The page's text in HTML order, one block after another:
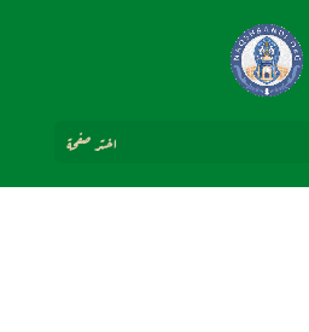
اختر صفحة